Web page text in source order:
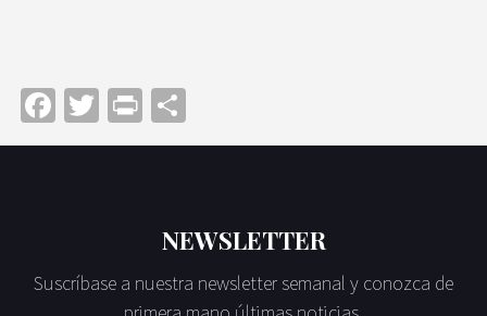
Facebook
Twitter
Print
NEWSLETTER
Suscríbase a nuestra newsletter semanal y conozca de